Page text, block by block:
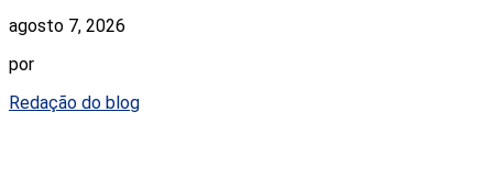
agosto 7, 2026
por
Redação do blog